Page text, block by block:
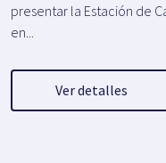
presentar la Estación de
en...
Ver detalles